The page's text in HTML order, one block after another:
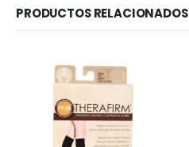
PRODUCTOS RELACIONADOS